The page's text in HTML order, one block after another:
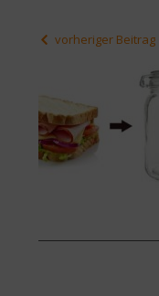
vorheriger Beitrag